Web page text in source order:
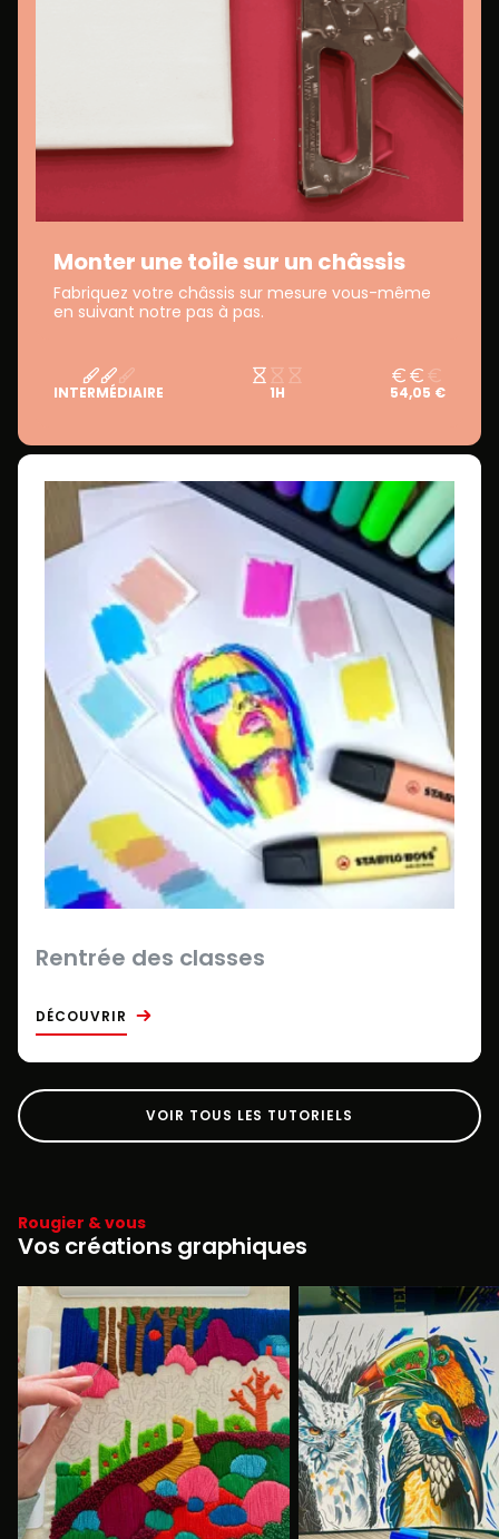
Monter une toile sur un châssis
Fabriquez votre châssis sur mesure vous-même
en suivant notre pas à pas.
INTERMÉDIAIRE 1H 54,05 €
Rentrée des classes
DÉCOUVRIR
VOIR TOUS LES TUTORIELS
Rougier & vous
Vos créations graphiques